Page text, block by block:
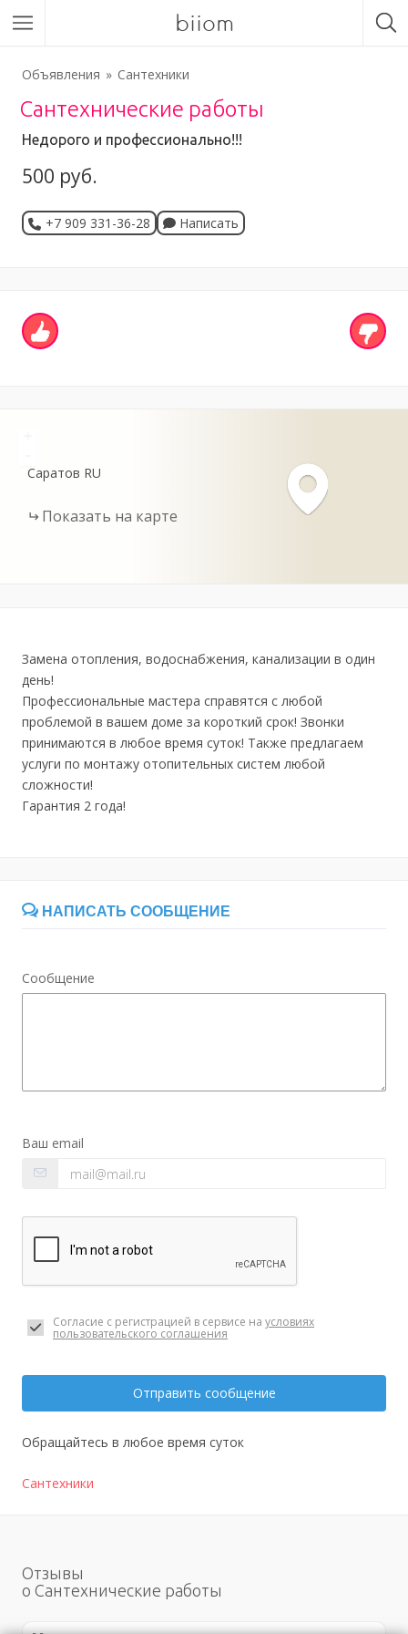
biiom
Объявления Сантехники
Сантехнические работы
Недорого и профессионально!!!
500 руб.
+7 909 331-36-28 Написать
Саратов RU
Показать на карте
Замена отопления, водоснабжения, канализации в один
день!
Профессиональные мастера справятся с любой
проблемой в вашем доме за короткий срок! Звонки
принимаются в любое время суток! Также предлагаем
услуги по монтажу отопительных систем любой
сложности!
Гарантия 2 года!
НАПИСАТЬ СООБЩЕНИЕ
Сообщение
Ваш email
Согласие с регистрацией в сервисе на условиях
пользовательского соглашения
Отправить сообщение
Обращайтесь в любое время суток
Сантехники
Отзывы
о Сантехнические работы